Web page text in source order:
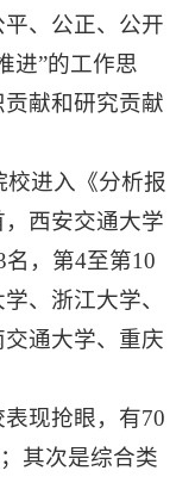
、公正、公开
进”的工作思
献和研究贡献
校进入《分析报
西安交通大学
，第4至第10
、浙江大学、
通大学、重庆
现抢眼，有70
其次是综合类